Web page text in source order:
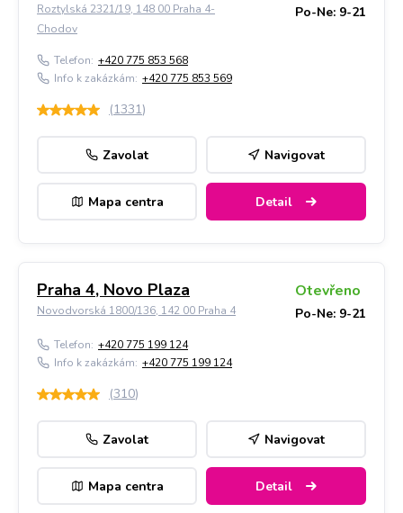
Roztylská 2321/19, 148 00 Praha 4-
Chodov
Po-Ne: 9-21
Telefon: +420 775 853 568
Info k zakázkám: +420 775 853 569
(1331)
Zavolat Navigovat
Mapa centra Detail
Praha 4, Novo Plaza
Novodvorská 1800/136, 142 00 Praha 4
Otevřeno
Po-Ne: 9-21
Telefon: +420 775 199 124
Info k zakázkám: +420 775 199 124
(310)
Zavolat Navigovat
Mapa centra Detail